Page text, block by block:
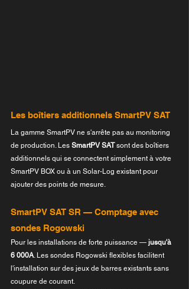
Les boîtiers additionnels SmartPV SAT
La gamme SmartPV ne s'arrête pas au monitoring
de production. Les SmartPV SAT sont des boîtiers
additionnels qui se connectent simplement à votre
SmartPV BOX ou à un Solar-Log existant pour
ajouter des points de mesure.
SmartPV SAT SR — Comptage avec
sondes Rogowski
Pour les installations de forte puissance — jusqu'à
6 000A . Les sondes Rogowski flexibles facilitent
l'installation sur des jeux de barres existants sans
coupure de courant.